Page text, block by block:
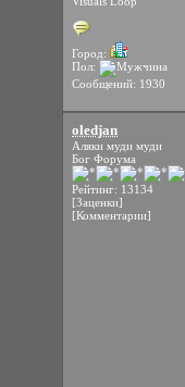
Город:
Пол:
Сообщений: 1930
oledjan
Аляки муди муди
Бог Форума
Рейтинг: 13134
[Заценки]
[Комментарии]